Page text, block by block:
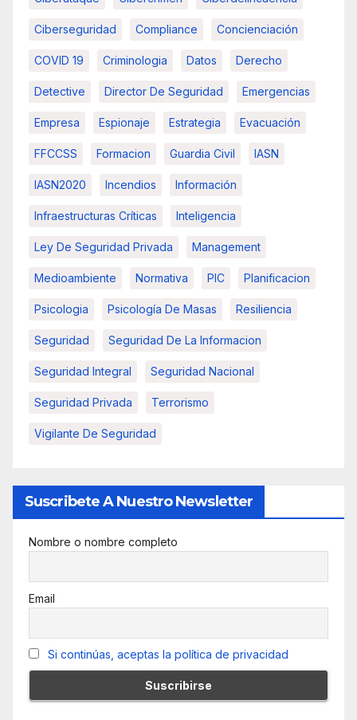
Ciberseguridad Compliance Concienciación
COVID 19 Criminologia Datos Derecho
Detective Director De Seguridad Emergencias
Empresa Espionaje Estrategia Evacuación
FFCCSS Formacion Guardia Civil IASN
IASN2020 Incendios Información
Infraestructuras Críticas Inteligencia
Ley De Seguridad Privada Management
Medioambiente Normativa PIC Planificacion
Psicologia Psicología De Masas Resiliencia
Seguridad Seguridad De La Informacion
Seguridad Integral Seguridad Nacional
Seguridad Privada Terrorismo
Vigilante De Seguridad
Suscribete A Nuestro Newsletter
Nombre o nombre completo
Email
Si continúas, aceptas la política de privacidad